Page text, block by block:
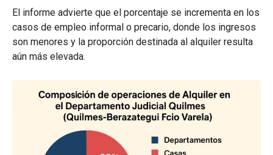
El informe advierte que el porcentaje se incrementa en los
casos de empleo informal o precario, donde los ingresos
son menores y la proporción destinada al alquiler resulta
aún más elevada.